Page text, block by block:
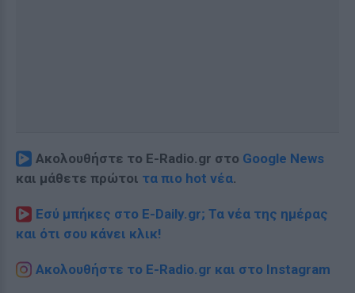
Ακολουθήστε το E-Radio.gr στο Google News
και μάθετε πρώτοι τα πιο hot νέα.
Εσύ μπήκες στο E-Daily.gr; Τα νέα της ημέρας
και ότι σου κάνει κλικ!
Ακολουθήστε το E-Radio.gr και στο Instagram